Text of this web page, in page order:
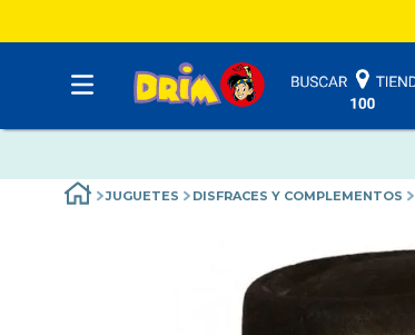
JUGUETES DISFRACES Y COMPLEMENTOS